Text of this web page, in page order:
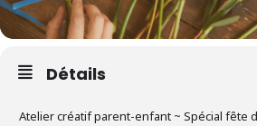
Détails
Atelier créatif parent-enfant ~ Spécial fête